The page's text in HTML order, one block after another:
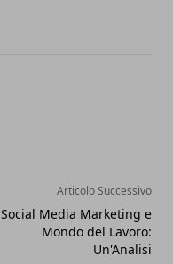
Articolo Successivo
Social Media Marketing e
Mondo del Lavoro:
Un'Analisi